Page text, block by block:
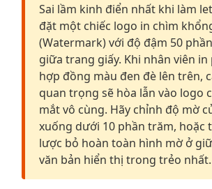
Sai lầm kinh điển nhất khi làm
đặt một chiếc logo in chìm
(Watermark) với độ đậm 50
giữa trang giấy. Khi nhân viên
hợp đồng màu đen đè lên trên,
quan trọng sẽ hòa lẫn vào logo
mắt vô cùng. Hãy chỉnh độ mờ
xuống dưới 10 phần trăm, hoặc
lược bỏ hoàn toàn hình mờ ở
văn bản hiển thị trong trẻo nhất.